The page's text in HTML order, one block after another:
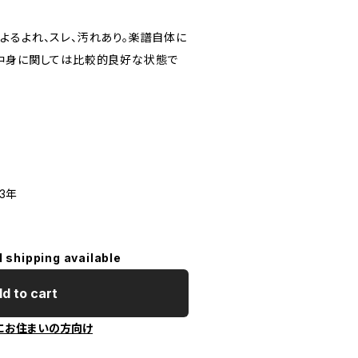
れ、スレ、汚れあり。楽譜自体に
身に関しては比較的良好な状態で
年
shipping available
to cart
お住まいの方向け